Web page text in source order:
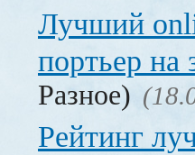
Лучший
портьер на
Разное)
Рейтинг